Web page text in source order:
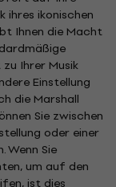
ihres ikonischen
Ihnen die Macht
Ihrer Musik
Einstellung
die Marshall
Sie zwischen
oder einer
Wenn Sie
um auf den